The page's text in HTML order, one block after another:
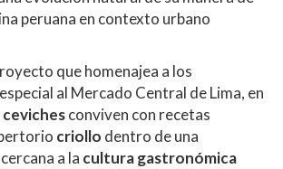
peruana en contexto urbano
que homenajea a los
al Mercado Central de Lima, en
cevichesconviven con recetas
criollo dentro de una
a la cultura gastronómica